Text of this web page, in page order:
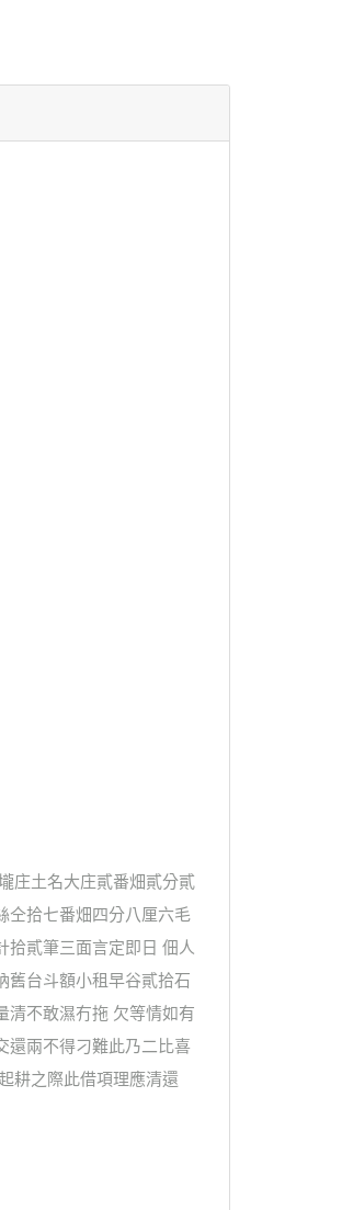
庄土名大庄貳番畑貳分貳
仝拾七番畑四分八厘六毛
拾貳筆三面言定即日 佃人
舊台斗額小租早谷貳拾石
清不敢濕冇拖 欠等情如有
還兩不得刁難此乃二比喜
耕之際此借項理應清還